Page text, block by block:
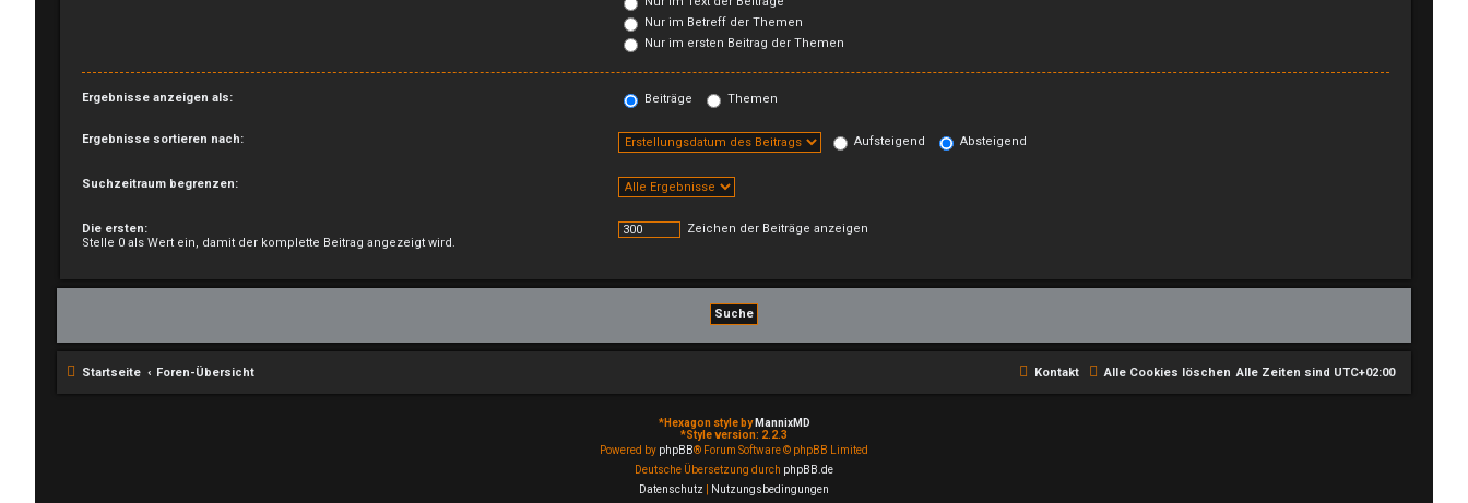
Nur im Betreff der Themen
Nur im ersten Beitrag der Themen
Ergebnisse anzeigen als: Beiträge Themen
Ergebnisse sortieren nach: Aufsteigend Absteigend
Suchzeitraum begrenzen:
Die ersten:
Stelle 0 als Wert ein, damit der komplette Beitrag angezeigt wird.
Zeichen der Beiträge anzeigen
Startseite Foren-Übersicht Alle Zeiten sind UTC+02:00
Alle Cookies löschen
Kontakt
*Hexagon style by MannixMD
*Style version: 2.2.3
Powered by phpBB® Forum Software © phpBB Limited
Deutsche Übersetzung durch phpBB.de
Datenschutz
Nutzungsbedingungen